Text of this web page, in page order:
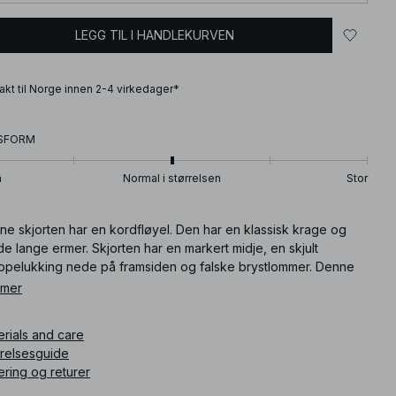
LEGG TIL I HANDLEKURVEN
til Norge innen 2-4 virkedager*
Normal i størrelsen Stor
skjorten har en kordfløyel. Den har en klassisk krage og
lange ermer. Skjorten har en markert midje, en skjult
nede på framsiden og falske brystlommer. Denne
finnes i brunt.
and care
og returer